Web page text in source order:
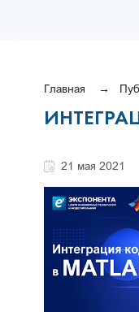
Главная
21 мая 2021